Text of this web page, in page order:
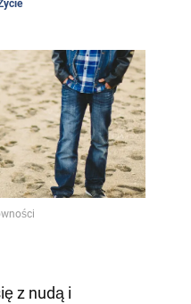
z nudą i